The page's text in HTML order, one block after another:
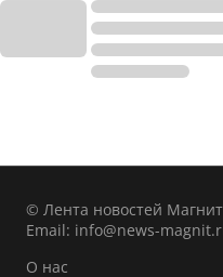
© Лента новостей
Email: info@news-
О нас